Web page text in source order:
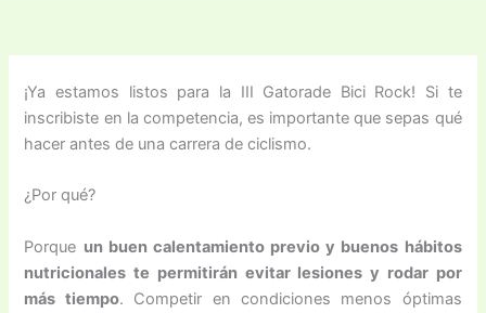
¡Ya estamos listos para la III Gatorade Bici Rock! Si te
inscribiste en la competencia, es importante que sepas qué
hacer antes de una carrera de ciclismo.
¿Por qué?
Porque un buen calentamiento previo y buenos hábitos
nutricionales te permitirán evitar lesiones y rodar por
más tiempo. Competir en condiciones menos óptimas